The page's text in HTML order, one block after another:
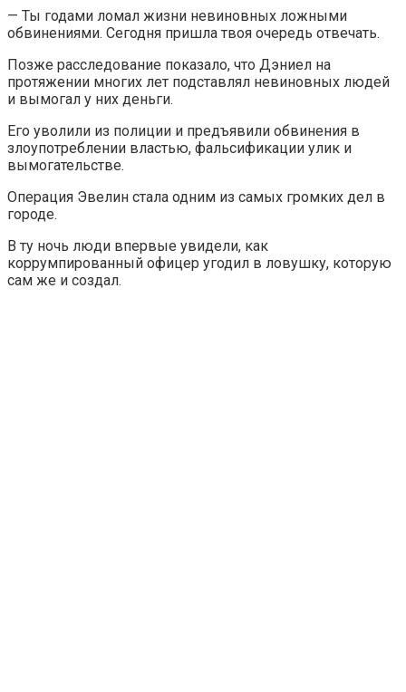
— Ты годами ломал жизни невиновных ложными
обвинениями. Сегодня пришла твоя очередь отвечать.
Позже расследование показало, что Дэниел на
протяжении многих лет подставлял невиновных людей
и вымогал у них деньги.
Его уволили из полиции и предъявили обвинения в
злоупотреблении властью, фальсификации улик и
вымогательстве.
Операция Эвелин стала одним из самых громких дел в
городе.
В ту ночь люди впервые увидели, как
коррумпированный офицер угодил в ловушку, которую
сам же и создал.